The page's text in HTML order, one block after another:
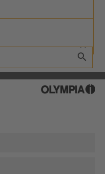
keyboard_arrow_down
keyboard_arrow_down
search